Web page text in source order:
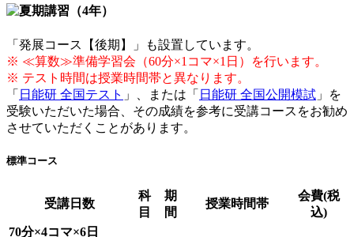
「発展コース【後期】」も設置しています。
※ ≪算数≫準備学習会（60分×1コマ×1日）を行います。
※ テスト時間は授業時間帯と異なります。
「 日能研 全国テスト 」、または「 日能研 全国公開模試 」を
受験いただいた場合、その成績を参考に受講コースをお勧め
させていただくことがあります。
標準コース
受講日数
科
目
期
間
授業時間帯
会費(税
込)
70分×4コマ×6日